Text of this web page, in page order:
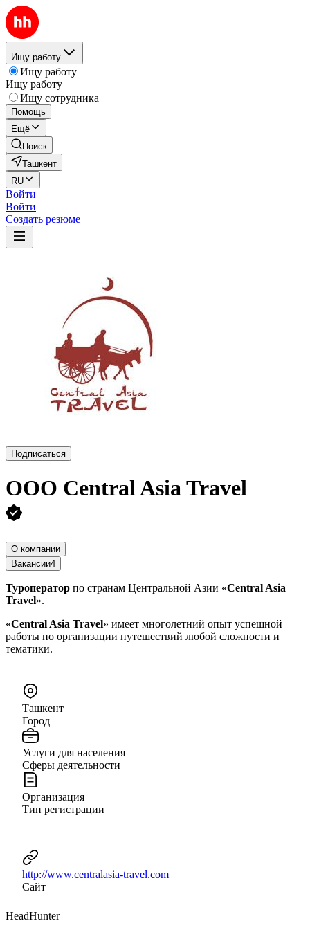
Ищу работу
Ищу работу
Ищу работу
Ищу сотрудника
Помощь
Ещё
Поиск
Ташкент
RU
Войти
Войти
Создать резюме
Подписаться
ООО Central Asia Travel
О компании
Вакансии4
Туроператор по странам Центральной Азии «Central Asia
Travel».
«Central Asia Travel» имеет многолетний опыт успешной
работы по организации путешествий любой сложности и
тематики.
Ташкент
Город
Услуги для населения
Сферы деятельности
Организация
Тип регистрации
http://www.centralasia-travel.com
Сайт
HeadHunter